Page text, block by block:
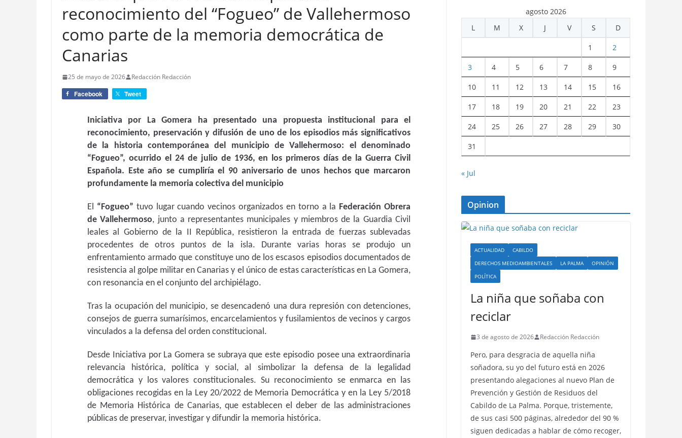
reconocimiento del “Fogueo” de Vallehermoso
como parte de la memoria democrática de
Canarias
25 de mayo de 2026 Redacción Redacción
Facebook Tweet
Iniciativa por La Gomera ha presentado una propuesta institucional para el
reconocimiento, preservación y difusión de uno de los episodios más significativos
de la historia contemporánea del municipio de Vallehermoso: el denominado
“Fogueo”, ocurrido el 24 de julio de 1936, en los primeros días de la Guerra Civil
Española. Este año se cumpliría el 90 aniversario de unos hechos que marcaron
profundamente la memoria colectiva del municipio
El “Fogueo” tuvo lugar cuando vecinos organizados en torno a la Federación Obrera
de Vallehermoso, junto a representantes municipales y miembros de la Guardia Civil
leales al Gobierno de la II República, resistieron la entrada de fuerzas sublevadas
procedentes de otros puntos de la isla. Durante varias horas se produjo un
enfrentamiento armado que constituye uno de los escasos episodios documentados de
resistencia al golpe militar en Canarias y el único de estas características en La Gomera,
con resonancia en el conjunto del archipiélago.
Tras la ocupación del municipio, se desencadenó una dura represión con detenciones,
consejos de guerra sumarísimos, encarcelamientos y fusilamientos de vecinos y cargos
vinculados a la defensa del orden constitucional.
Desde Iniciativa por La Gomera se subraya que este episodio posee una extraordinaria
relevancia histórica, política y social, al simbolizar la defensa de la legalidad
democrática y los valores constitucionales. Su reconocimiento se enmarca en las
obligaciones recogidas en la Ley 20/2022 de Memoria Democrática y en la Ley 5/2018
de Memoria Histórica de Canarias, que establecen el deber de las administraciones
públicas de preservar, investigar y difundir la memoria histórica.
agosto 2026
L
M X J V S D
1 2
3 4 5 6 7 8 9
10 11 12 13 14 15 16
17 18 19 20 21 22 23
24 25 26 27 28 29 30
31
« Jul
Opinion
ACTUALIDAD
CABILDO
DERECHOS MEDIOAMBIENTALES
LA PALMA
OPINIÓN
POLÍTICA
La niña que soñaba con
reciclar
3 de agosto de 2026 Redacción Redacción
Pero, para desgracia de aquella niña
soñadora, su yo del futuro está en 2026
presentando alegaciones al nuevo Plan de
Prevención y Gestión de Residuos del
Cabildo de La Palma. Porque, tristemente,
de sus casi 500 páginas, alrededor del 90 %
siguen dedicadas a hablar de cómo recoger,